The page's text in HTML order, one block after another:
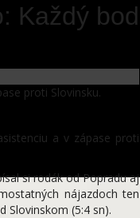
Každý bod
proti Slovinsku.
a v zápase proti
si rodák od Popradu aj
nájazdoch ten
Slovinskom (5:4 sn).